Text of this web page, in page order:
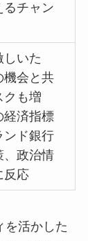
るチャン
しいた
機会と共
クも増
経済指標
ンド銀行
、政治情
反応
を活かした